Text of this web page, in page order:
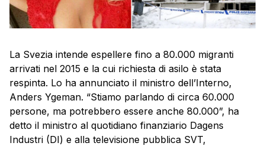
La Svezia intende espellere fino a 80.000 migranti
arrivati nel 2015 e la cui richiesta di asilo è stata
respinta. Lo ha annunciato il ministro dell’Interno,
Anders Ygeman. “Stiamo parlando di circa 60.000
persone, ma potrebbero essere anche 80.000”, ha
detto il ministro al quotidiano finanziario Dagens
Industri (DI) e alla televisione pubblica SVT,